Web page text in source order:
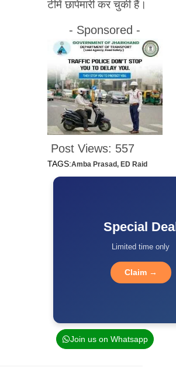
टीमें छापेमारी कर चुकी हैं।
- Sponsored -
Post Views: 557
TAGS:Amba Prasad, ED Raid
Special
Limited time only
Claim →
Join us on Whatsapp